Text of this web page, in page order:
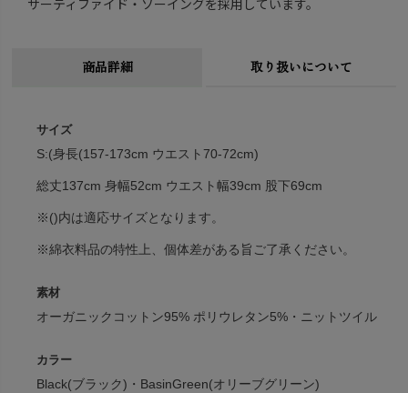
商品詳細 取り扱いについて
サイズ
S:(身長(157-173cm ウエスト70-72cm)
総丈137cm 身幅52cm ウエスト幅39cm 股下69cm
※()内は適応サイズとなります。
※綿衣料品の特性上、個体差がある旨ご了承ください。
素材
オーガニックコットン95% ポリウレタン5%・ニットツイル
カラー
Black(ブラック)・BasinGreen(オリーブグリーン)